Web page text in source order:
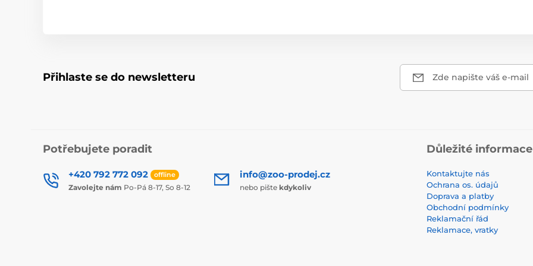
Přihlaste se do newsletteru Zde napište váš e-mail
Potřebujete poradit
+420 792 772 092 offline
Zavolejte nám Po-Pá 8-17, So 8-12
info@zoo-prodej.cz
nebo pište kdykoliv
Důležité informace
Kontaktujte nás
Ochrana os. údajů
Doprava a platby
Obchodní podmínky
Reklamační řád
Reklamace, vratky